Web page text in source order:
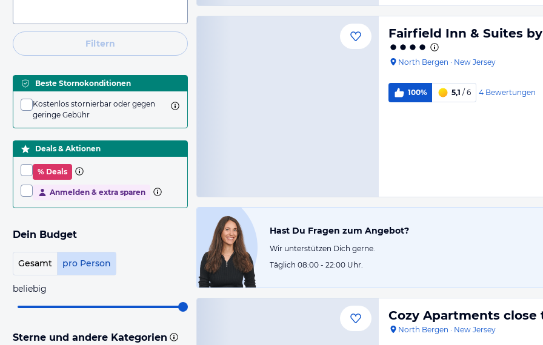
Filtern
Beste Stornokonditionen
Kostenlos stornierbar oder gegen
geringe Gebühr
Deals & Aktionen
% Deals
Anmelden & extra sparen
Dein Budget
Gesamt pro Person
beliebig
Sterne und andere Kategorien
Fairfield Inn & Suites
North Bergen · New Jersey
100% 5,1 / 6 4 Bewertungen
Hast Du Fragen zum Angebot?
Wir unterstützen Dich gerne.
Täglich 08:00 - 22:00 Uhr.
Cozy Apartments close
North Bergen · New Jersey